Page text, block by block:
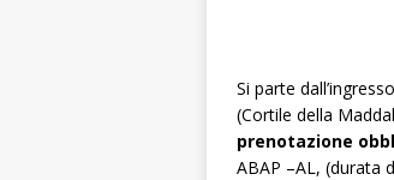
Si parte
(Cortile della
prenotazione
ABAP –AL, (durata